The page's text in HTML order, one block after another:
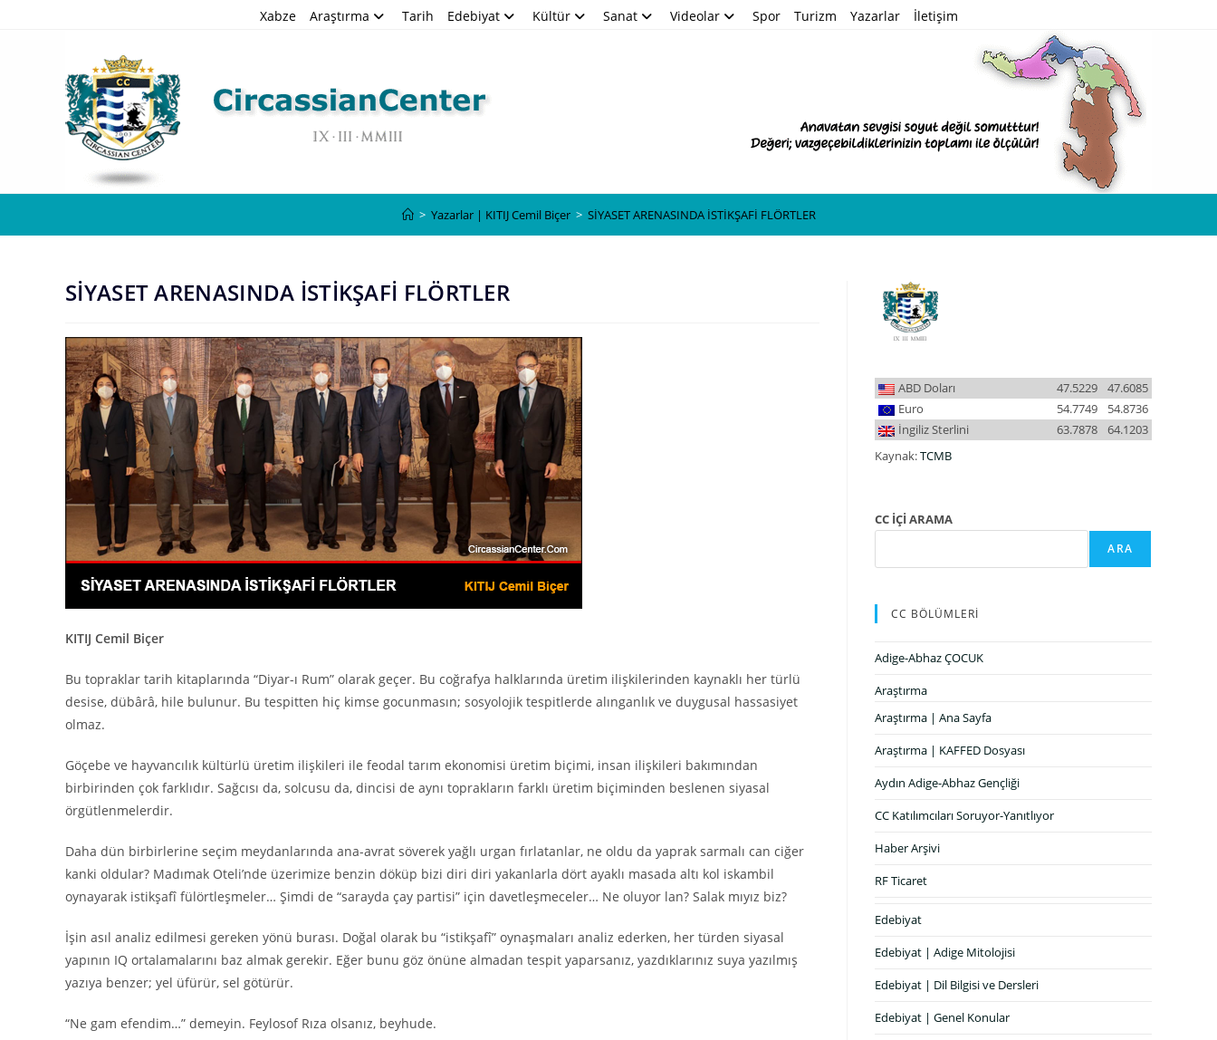
Xabze Araştırma Tarih Edebiyat Kültür Sanat Videolar Spor Turizm Yazarlar İletişim
> Yazarlar | KITIJ Cemil Biçer > SİYASET ARENASINDA İSTİKŞAFİ FLÖRTLER
SİYASET ARENASINDA İSTİKŞAFİ FLÖRTLER
KITIJ Cemil Biçer
Bu topraklar tarih kitaplarında “Diyar-ı Rum” olarak geçer. Bu coğrafya halklarında üretim ilişkilerinden kaynaklı her türlü
desise, dübârâ, hile bulunur. Bu tespitten hiç kimse gocunmasın; sosyolojik tespitlerde alınganlık ve duygusal hassasiyet
olmaz.
Göçebe ve hayvancılık kültürlü üretim ilişkileri ile feodal tarım ekonomisi üretim biçimi, insan ilişkileri bakımından
birbirinden çok farklıdır. Sağcısı da, solcusu da, dincisi de aynı toprakların farklı üretim biçiminden beslenen siyasal
örgütlenmelerdir.
Daha dün birbirlerine seçim meydanlarında ana-avrat söverek yağlı urgan fırlatanlar, ne oldu da yaprak sarmalı can ciğer
kanki oldular? Madımak Oteli’nde üzerimize benzin döküp bizi diri diri yakanlarla dört ayaklı masada altı kol iskambil
oynayarak istikşafî fülörtleşmeler… Şimdi de “sarayda çay partisi” için davetleşmeceler… Ne oluyor lan? Salak mıyız biz?
İşin asıl analiz edilmesi gereken yönü burası. Doğal olarak bu “istikşafî” oynaşmaları analiz ederken, her türden siyasal
yapının IQ ortalamalarını baz almak gerekir. Eğer bunu göz önüne almadan tespit yaparsanız, yazdıklarınız suya yazılmış
yazıya benzer; yel üfürür, sel götürür.
“Ne gam efendim…” demeyin. Feylosof Rıza olsanız, beyhude.
ABD Doları 47.6085
47.5229
Euro
54.8736
54.7749
İngiliz Sterlini
64.1203
63.7878
Kaynak:TCMB
CC İÇİ ARAMA
ARA
CC BÖLÜMLERİ
Adige-Abhaz ÇOCUK
Araştırma
Araştırma | Ana Sayfa
Araştırma | KAFFED Dosyası
Aydın Adige-Abhaz Gençliği
CC Katılımcıları Soruyor-Yanıtlıyor
Haber Arşivi
RF Ticaret
Edebiyat
Edebiyat | Adige Mitolojisi
Edebiyat | Dil Bilgisi ve Dersleri
Edebiyat | Genel Konular